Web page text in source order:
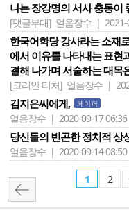
나는 장강명의 서사 충동이
[댓글부대] 얼음장수 | 2021-
한국어학당 강사라는 소재
에서 이유를 나타내는 표현
결해 나가며 서술하는 대목
[코리안 티처] 얼음장수 |
김지은씨에게, 페이퍼
얼음장수 | 2020-09-17 06:36
당신들의 빈곤한 정치적 상
얼음장수 | 2020-09-14 08:50
1 2